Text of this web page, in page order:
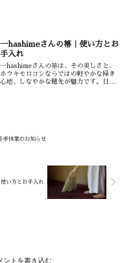
一hashimeさんの箒｜使い方とお
手入れ
一hashimeさんの箒は、その美しさと、
ホウキモロコシならではの軽やかな掃き
心地、しなやかな穂先が魅力です。日々
季休業のお知らせ
い方とお手入れ
ントを書き込む